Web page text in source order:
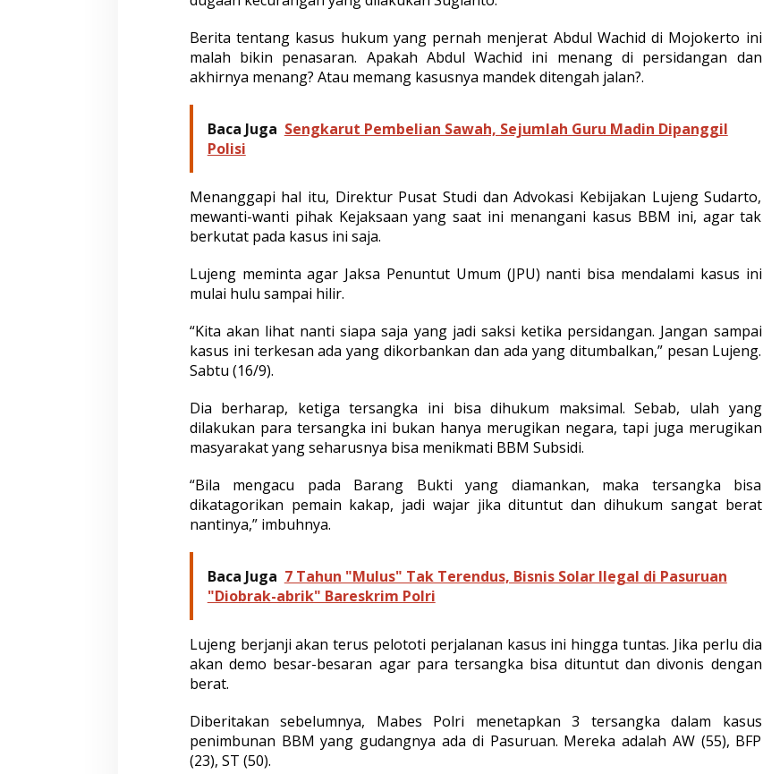
Berita tentang kasus hukum yang pernah menjerat Abdul Wachid di Mojokerto ini
malah bikin penasaran. Apakah Abdul Wachid ini menang di persidangan dan
akhirnya menang? Atau memang kasusnya mandek ditengah jalan?.
Baca Juga Sengkarut Pembelian Sawah, Sejumlah Guru Madin Dipanggil
Polisi
Menanggapi hal itu, Direktur Pusat Studi dan Advokasi Kebijakan Lujeng Sudarto,
mewanti-wanti pihak Kejaksaan yang saat ini menangani kasus BBM ini, agar tak
berkutat pada kasus ini saja.
Lujeng meminta agar Jaksa Penuntut Umum (JPU) nanti bisa mendalami kasus ini
mulai hulu sampai hilir.
“Kita akan lihat nanti siapa saja yang jadi saksi ketika persidangan. Jangan sampai
kasus ini terkesan ada yang dikorbankan dan ada yang ditumbalkan,” pesan Lujeng.
Sabtu (16/9).
Dia berharap, ketiga tersangka ini bisa dihukum maksimal. Sebab, ulah yang
dilakukan para tersangka ini bukan hanya merugikan negara, tapi juga merugikan
masyarakat yang seharusnya bisa menikmati BBM Subsidi.
“Bila mengacu pada Barang Bukti yang diamankan, maka tersangka bisa
dikatagorikan pemain kakap, jadi wajar jika dituntut dan dihukum sangat berat
nantinya,” imbuhnya.
Baca Juga 7 Tahun "Mulus" Tak Terendus, Bisnis Solar Ilegal di Pasuruan
"Diobrak-abrik" Bareskrim Polri
Lujeng berjanji akan terus pelototi perjalanan kasus ini hingga tuntas. Jika perlu dia
akan demo besar-besaran agar para tersangka bisa dituntut dan divonis dengan
berat.
Diberitakan sebelumnya, Mabes Polri menetapkan 3 tersangka dalam kasus
penimbunan BBM yang gudangnya ada di Pasuruan. Mereka adalah AW (55), BFP
(23), ST (50).